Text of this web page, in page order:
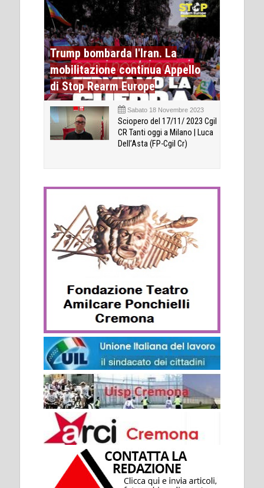
Trump bombarda l'Iran. La
mobilitazione continua Appello
di Stop Rearm Europe
Sabato 18 Novembre 2023
Sciopero del 17/11/ 2023 Cgil
CR Tanti oggi a Milano | Luca
Dell’Asta (FP-Cgil Cr)